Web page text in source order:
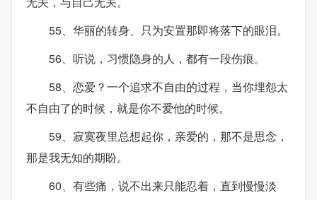
55、华丽的转身、只为安置那即将落下的眼泪。
56、听说，习惯隐身的人，都有一段伤痕。
58、恋爱？一个追求不自由的过程，当你埋怨太
不自由了的时候，就是你不爱他的时候。
59、寂寞夜里总想起你，亲爱的，那不是思念，
那是我无知的期盼。
60、有些痛，说不出来只能忍着，直到慢慢淡